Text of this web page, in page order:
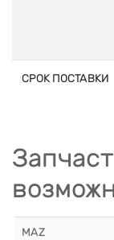
СРОК ПОСТАВКИ
MAZ